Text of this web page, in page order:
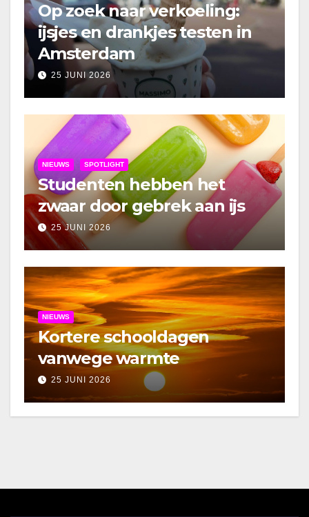
Op zoek naar verkoeling:
ijsjes en drankjes testen in
Amsterdam
25 JUNI 2026
NIEUWS SPOTLIGHT
Studenten hebben het
zwaar door gebrek aan ijs
25 JUNI 2026
NIEUWS
Kortere schooldagen
vanwege warmte
25 JUNI 2026